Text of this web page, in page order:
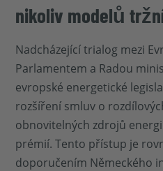
nikoliv modelů
Nadcházející trialog mezi
Parlamentem a Radou
evropské energetické
rozšíření smluv o
obnovitelných zdrojů
prémií. Tento přístup je
doporučením Německého